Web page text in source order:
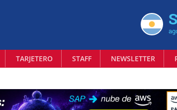
TARJETERO STAFF NEWSLETTER